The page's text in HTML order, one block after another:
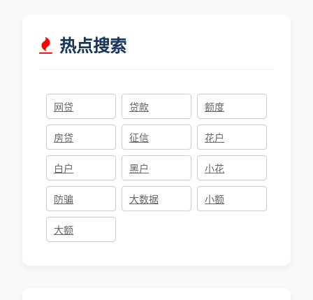
热点搜索
网贷 贷款 额度
房贷 征信 花户
白户 黑户 小花
防骗 大数据 小额
大额